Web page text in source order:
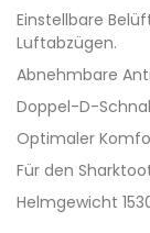
Einstellbare
Luftabzügen.
Abnehmbare
Doppel-D-
Optimaler
Für den
Helmgewicht